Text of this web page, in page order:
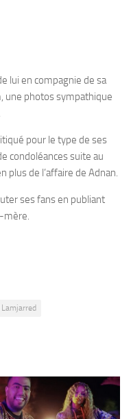
lui en compagnie de sa
une photos sympathique
pour le type de ses
condoléances suite au
plus de l’affaire de Adnan.
ses fans en publiant
mère.
Lamjarred